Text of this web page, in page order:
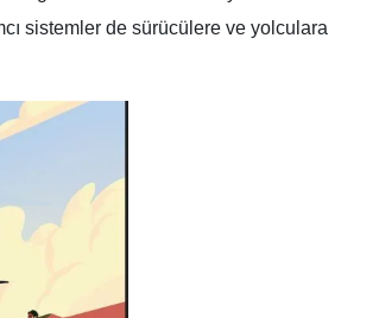
sistemler de sürücülere ve yolculara